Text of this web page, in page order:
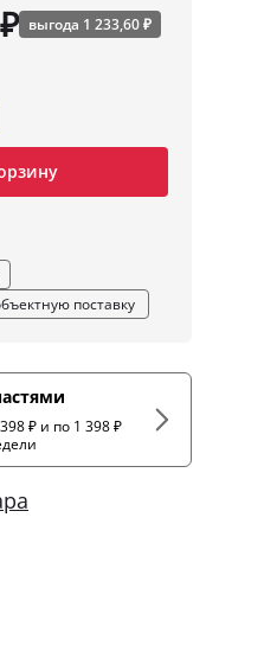
выгода 1 233,60 ₽
Скомплектовать объектную поставку
₽ и по 1 398 ₽